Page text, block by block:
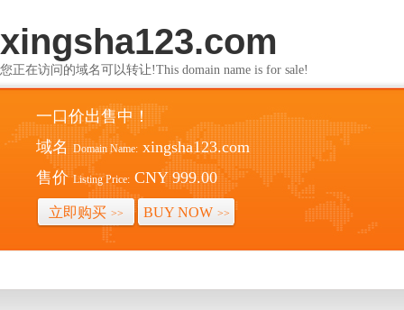
xingsha123.com
您正在访问的域名可以转让!This domain name is for sale!
一口价出售中！
域名 Domain Name: xingsha123.com
售价 Listing Price: CNY 999.00
立即购买 >> BUY NOW >>